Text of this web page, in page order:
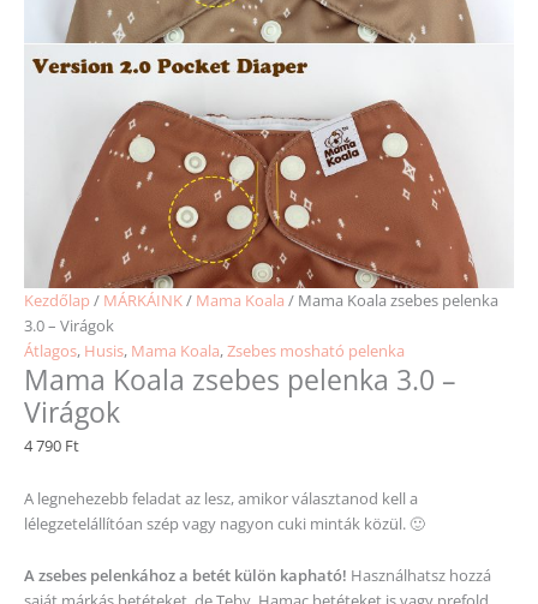
Kezdőlap / MÁRKÁINK/ Mama Koala / Mama Koala zsebes pelenka
3.0 – Virágok
Átlagos, Husis, Mama Koala,Zsebes mosható pelenka
Mama Koala zsebes pelenka 3.0 –
Virágok
4 790 Ft
A legnehezebb feladat az lesz, amikor választanod kell a
lélegzetelállítóan szép vagy nagyon cuki minták közül. 🙂
A zsebes pelenkához a betét külön kapható! Használhatsz hozzá